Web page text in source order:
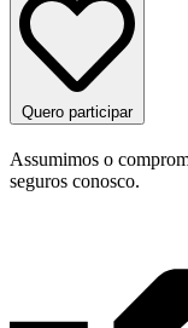
Quero participar
Assumimos o
seguros conosco.